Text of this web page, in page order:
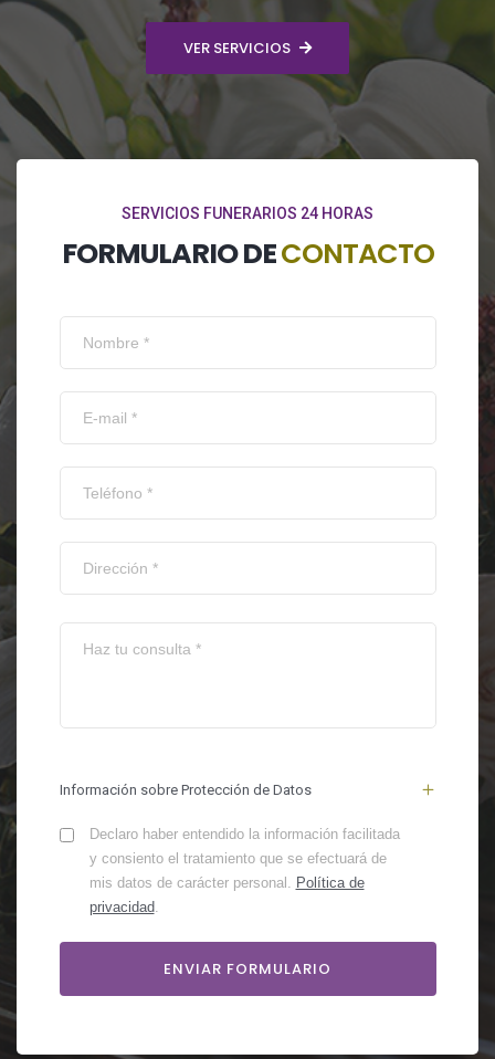
VER SERVICIOS
SERVICIOS FUNERARIOS 24 HORAS
FORMULARIO DECONTACTO
Información sobre Protección de Datos
Declaro haber entendido la información facilitada
y consiento el tratamiento que se efectuará de
mis datos de carácter personal. Política de
privacidad.